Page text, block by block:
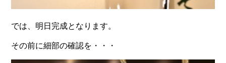
では、明日完成となります。
その前に細部の確認を・・・